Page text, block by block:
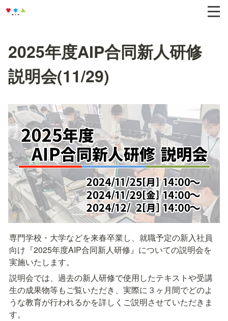
2025年度AIP合同新人研修
説明会(11/29)
専門学校・大学などを来春卒業し、就職予定の新入社員
向け『2025年度AIP合同新人研修』についての説明会を
実施いたします。
説明会では、過去の新人研修で使用したテキストや受講
生の成果物等もご覧いただき、実際に３ヶ月間でどのよ
うな教育が行われるかを詳しくご説明させていただきま
す。